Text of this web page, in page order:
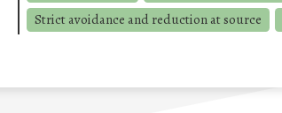
Strict avoidance and reduction at source